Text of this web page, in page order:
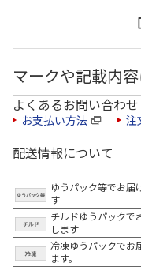
マークや記載内
よくあるお問い合わせ
お支払い方法 注
配送情報について
ゆうパック等でお届
す
チルドゆうパックで
します
冷凍ゆうパックでお
ます。